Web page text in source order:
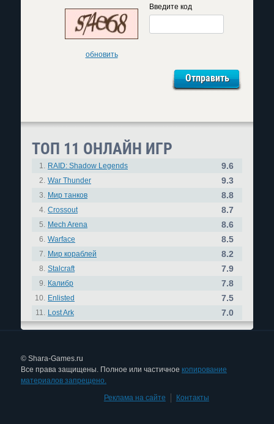
обновить
Введите код
ТОП 11 ОНЛАЙН ИГР
1. RAID: Shadow Legends 9.6
2. War Thunder 9.3
3. Мир танков 8.8
4. Crossout 8.7
5. Mech Arena 8.6
6. Warface 8.5
7. Мир кораблей 8.2
8. Stalcraft 7.9
9. Калибр 7.8
10. Enlisted 7.5
11. Lost Ark 7.0
© Shara-Games.ru
Все права защищены. Полное или частичное копирование
материалов запрещено.
Реклама на сайте
Контакты